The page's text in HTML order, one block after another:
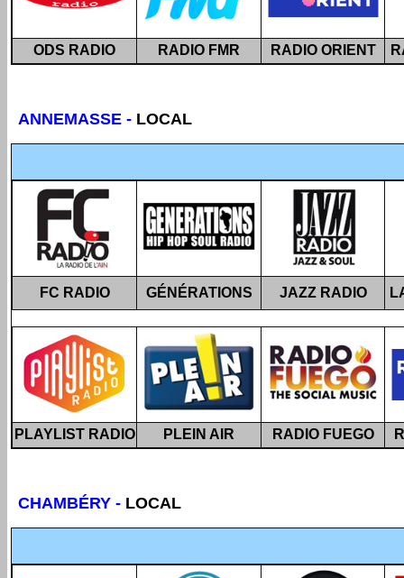
ODS RADIO RADIO FMR RADIO ORIENT
ANNEMASSE - LOCAL
FC RADIO GÉNÉRATIONS JAZZ RADIO
PLAYLIST RADIO PLEIN AIR RADIO FUEGO
CHAMBÉRY - LOCAL